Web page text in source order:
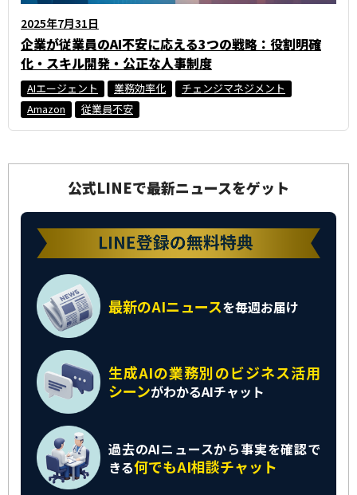
2025年7月31日
企業が従業員のAI不安に応える3つの戦略：役割明確
化・スキル開発・公正な人事制度
AIエージェント 業務効率化
チェンジマネジメント
Amazon
従業員不安
公式LINEで最新ニュースをゲット
最新のAIニュースを毎週お届け
生成AIの業務別のビジネス活用
シーンがわかるAIチャット
過去のAIニュースから事実を確認で
きる何でもAI相談チャット